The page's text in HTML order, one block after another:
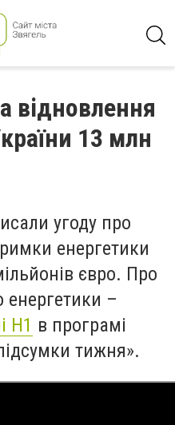
відновлення
13 млн
угоду про
енергетики
євро. Про
енергетики –
Н1 в програмі
тижня».